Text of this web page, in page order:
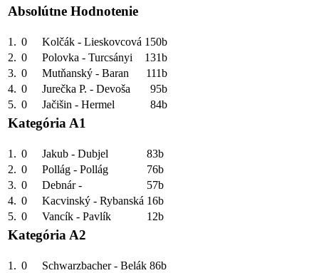
Absolútne Hodnotenie
1. 0 Kolčák - Lieskovcová 150b
2. 0 Polovka - Turcsányi
131b
3. 0 Mutňanský - Baran
111b
4. 0 Jurečka P. - Devoša
95b
5. 0 Jačišin - Hermel 84b
Kategória A1
1. 0 Jakub - Dubjel
83b
2. 0 Pollág - Pollág
76b
3. 0 Debnár -
57b
4. 0 Kacvinský - Rybanská 16b
5. 0 Vancík - Pavlík 12b
Kategória A2
1. 0 Schwarzbacher - Belák 86b